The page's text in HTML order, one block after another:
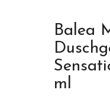
Balea
ml